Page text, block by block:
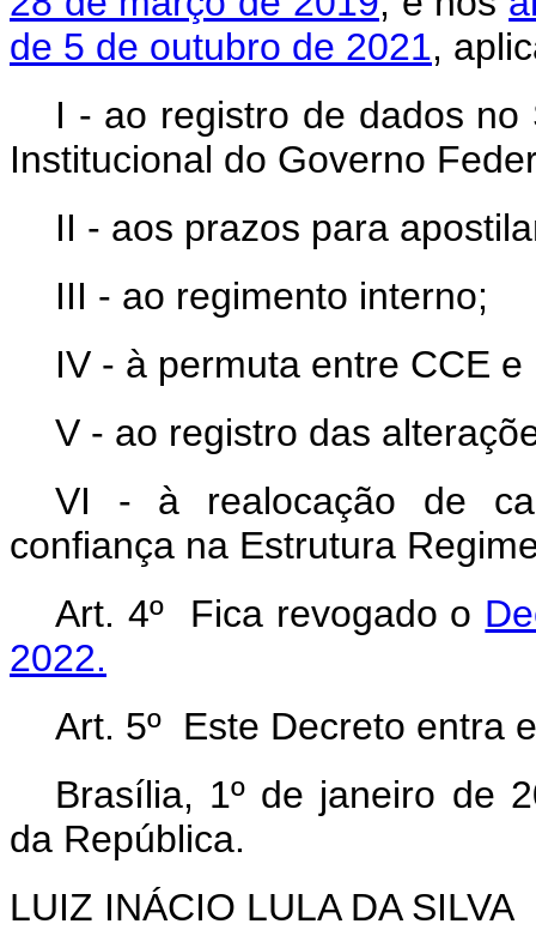
de 5 de outubro de 2021,
I - ao registro de dados
Institucional do Governo
II - aos prazos para
III - ao regimento interno;
IV - à permuta entre CCE e
V - ao registro das
VI - à realocação de
confiança na Estrutura
Art. 4º Fica revogado o
2022.
Art. 5º Este Decreto entra
Brasília, 1º de janeiro de
da República.
LUIZ INÁCIO LULA DA SILVA